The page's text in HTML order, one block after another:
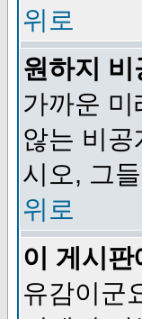
위로
원하지
가까운
않는 비
시오, 그
위로
이 게시
유감이군